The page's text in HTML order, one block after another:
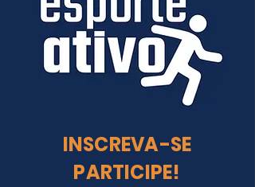
INSCREVA-SE
PARTICIPE!